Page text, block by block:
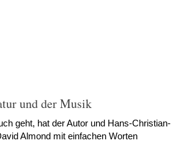
und der Musik
geht, hat der Autor und Hans-Christian-
Almond mit einfachen Worten